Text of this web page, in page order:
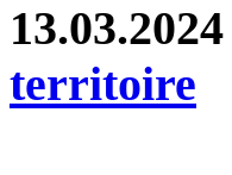
13.03.2024
territoire